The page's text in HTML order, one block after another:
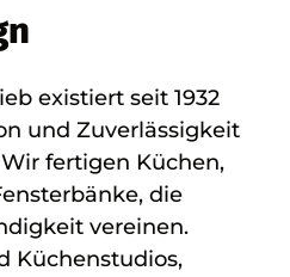
existiert seit 1932
und Zuverlässigkeit
fertigen Küchen,
die
vereinen.
Küchenstudios,